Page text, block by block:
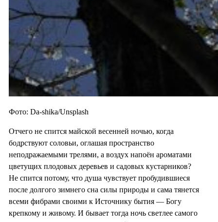
Фото: Da-shika/Unsplash
Отчего не спится майской весенней ночью, когда
бодрствуют соловьи, оглашая пространство
неподражаемыми трелями, а воздух напоён ароматами
цветущих плодовых деревьев и садовых кустарников?
Не спится потому, что душа чувствует пробудившиеся
после долгого зимнего сна силы природы и сама тянется
всеми фибрами своими к Источнику бытия — Богу
крепкому и живому. И бывает тогда ночь светлее самого